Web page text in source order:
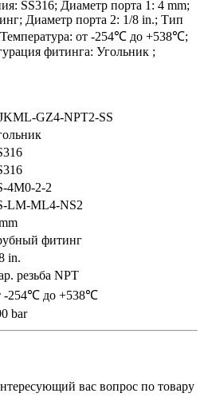
SS316; Диаметр порта 1: 4 mm;
Диаметр порта 2: 1/8 in.; Тип
от -254℃ до +538℃;
фитинга: Угольник ;
GZ4-NPT2-SS
4M0-2-2
LM-ML4-NS2
фитинг
in.
резьба NPT
-254℃ до +538℃
bar
вас вопрос по товару